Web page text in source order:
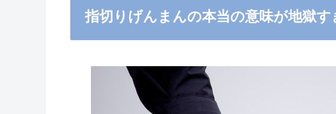
指切りげんまんの本当の意味が地獄す